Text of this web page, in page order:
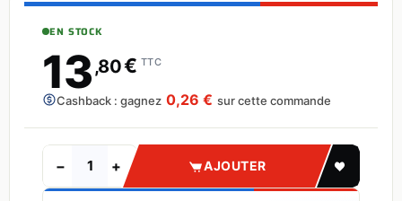
EN STOCK
13,80€ TTC
Cashback : gagnez 0,26 € sur cette commande
− + AJOUTER